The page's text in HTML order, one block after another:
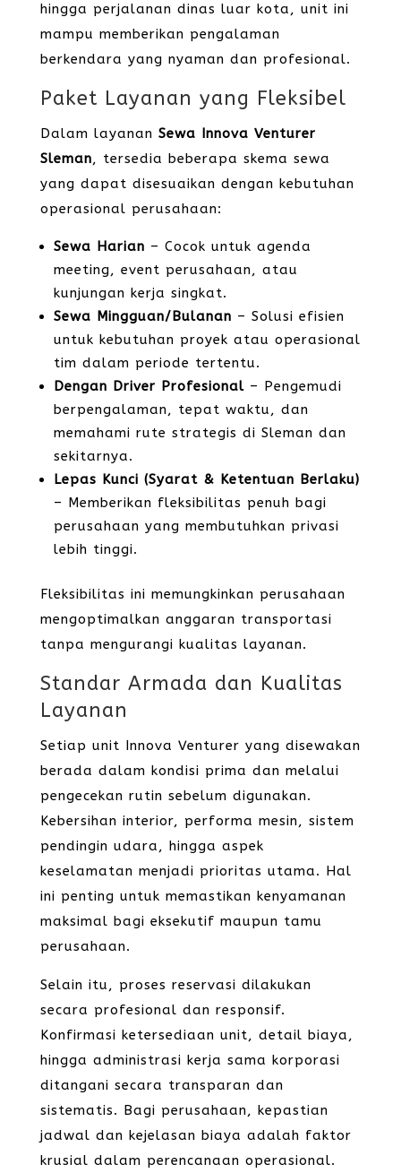
hingga perjalanan dinas luar kota, unit ini
mampu memberikan pengalaman
berkendara yang nyaman dan profesional.
Paket Layanan yang Fleksibel
Dalam layanan Sewa Innova Venturer
Sleman, tersedia beberapa skema sewa
yang dapat disesuaikan dengan kebutuhan
operasional perusahaan:
Sewa Harian – Cocok untuk agenda
meeting, event perusahaan, atau
kunjungan kerja singkat.
Sewa Mingguan/Bulanan – Solusi efisien
untuk kebutuhan proyek atau operasional
tim dalam periode tertentu.
Dengan Driver Profesional– Pengemudi
berpengalaman, tepat waktu, dan
memahami rute strategis di Sleman dan
sekitarnya.
Lepas Kunci (Syarat & Ketentuan Berlaku)
– Memberikan fleksibilitas penuh bagi
perusahaan yang membutuhkan privasi
lebih tinggi.
Fleksibilitas ini memungkinkan perusahaan
mengoptimalkan anggaran transportasi
tanpa mengurangi kualitas layanan.
Standar Armada dan Kualitas
Layanan
Setiap unit Innova Venturer yang disewakan
berada dalam kondisi prima dan melalui
pengecekan rutin sebelum digunakan.
Kebersihan interior, performa mesin, sistem
pendingin udara, hingga aspek
keselamatan menjadi prioritas utama. Hal
ini penting untuk memastikan kenyamanan
maksimal bagi eksekutif maupun tamu
perusahaan.
Selain itu, proses reservasi dilakukan
secara profesional dan responsif.
Konfirmasi ketersediaan unit, detail biaya,
hingga administrasi kerja sama korporasi
ditangani secara transparan dan
sistematis. Bagi perusahaan, kepastian
jadwal dan kejelasan biaya adalah faktor
krusial dalam perencanaan operasional.